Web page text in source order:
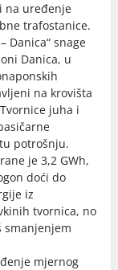
na uređenje
trafostanice.
Danica“ snage
Danica, u
na krovišta
juha i
potrošnju.
je 3,2 GWh,
doći do
iz
tvornica, no
smanjenjem
mjernog